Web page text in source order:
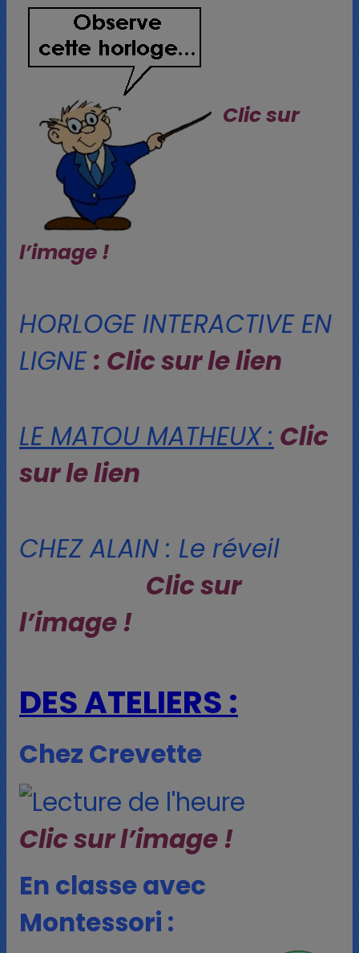
Clic sur
l’image !
HORLOGE INTERACTIVE EN
LIGNE: Clic sur le lien
LE MATOU MATHEUX : Clic
sur le lien
CHEZ ALAIN : Le réveil
Clic sur
l’image !
DES ATELIERS :
Chez Crevette
Clic sur l’image !
En classe avec
Montessori :